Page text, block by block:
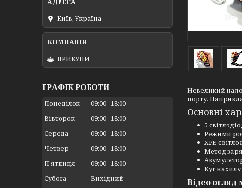
Невеликий
порту.
Основні
5
Режими
XPE-
Метод
Кут нахилу
Відео огляд
Київ, Україна
ПРИКУПИ
ГРАФІК РОБОТИ
Понеділок 09:00 18:00
Вівторок
09:00 18:00
Середа
09:00 18:00
Четвер
09:00 18:00
Пʼятниця
09:00 18:00
Субота
Вихідний